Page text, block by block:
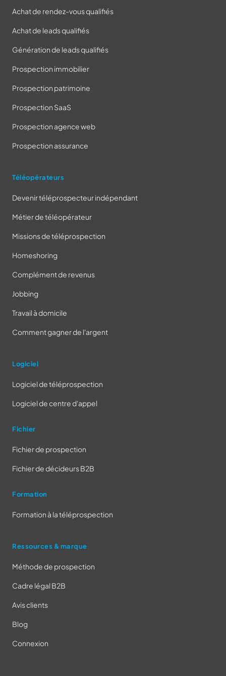
Achat de rendez-vous qualifiés
Achat de leads qualifiés
Génération de leads qualifiés
Prospection immobilier
Prospection patrimoine
Prospection SaaS
Prospection agence web
Prospection assurance
Téléopérateurs
Devenir téléprospecteur indépendant
Métier de téléopérateur
Missions de téléprospection
Homeshoring
Complément de revenus
Jobbing
Travail à domicile
Comment gagner de l'argent
Logiciel
Logiciel de téléprospection
Logiciel de centre d'appel
Fichier
Fichier de prospection
Fichier de décideurs B2B
Formation
Formation à la téléprospection
Ressources & marque
Méthode de prospection
Cadre légal B2B
Avis clients
Blog
Connexion